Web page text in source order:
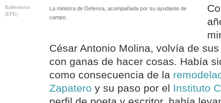
Ballesteros
(EFE)
La ministra de Defensa, acompañada por su ayudante de
campo.
César Antonio Molina, volvía de
con ganas de hacer cosas. Había
como consecuencia de la
Zapatero y su paso por el Instituto